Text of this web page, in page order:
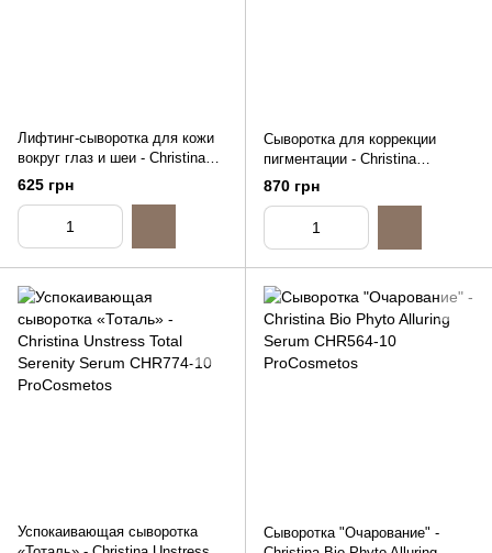
Лифтинг-сыворотка для кожи
вокруг глаз и шеи - Christina
Wish Eye and Neck Lifting
Serum, 10ml (распив)
625 грн
Сыворотка для коррекции
пигментации - Christina
ILLUSTRIOUS Serum, 10ml
(распив)
870 грн
Успокаивающая сыворотка
Сыворотка "Очарование" -